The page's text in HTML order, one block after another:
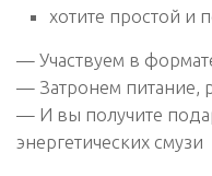
хотите простой и
— Участвуем в
— Затронем питание,
— И вы получите
энергетических смузи